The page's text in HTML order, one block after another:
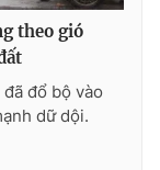
theo gió
đã đổ bộ vào
dữ dội.